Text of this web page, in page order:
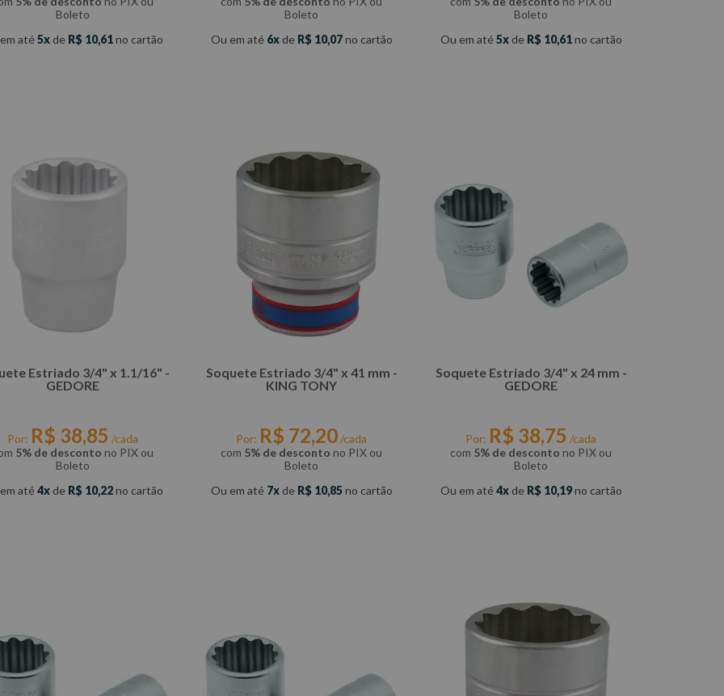
Boleto
até5 de R$ 10,61no cartão
Boleto
Ou em até 6 de R$ 10,07no cartão
Boleto
Ou em até 5 de R$ 10,61no cartão
Estriado 3/4" x 1.1/16" -
GEDORE
Por: R$ 38,85 /cada
5% de desconto no PIX ou
Boleto
até4 de R$ 10,22no cartão
Soquete Estriado 3/4" x 41 mm -
KING TONY
Por: R$ 72,20/cada
com 5% de desconto no PIX ou
Boleto
Ou em até 7 de R$ 10,85no cartão
Soquete Estriado 3/4" x 24 mm -
GEDORE
Por: R$ 38,75 /cada
com 5% de desconto no PIX ou
Boleto
Ou em até 4 de R$ 10,19no cartão